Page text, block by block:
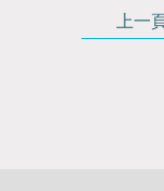
上一